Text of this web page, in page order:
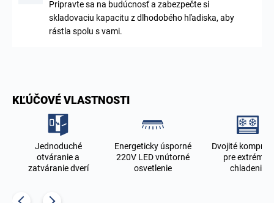
Pripravte sa na budúcnosť a zabezpečte si
skladovaciu kapacitu z dlhodobého hľadiska, aby
rástla spolu s vami.
KĽÚČOVÉ VLASTNOSTI
Jednoduché
otváranie a
zatváranie dverí
Energeticky úsporné
220V LED vnútorné
osvetlenie
Dvojité
pre extrémne
chladenie